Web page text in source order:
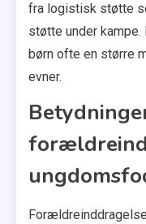
fra logistisk støtte
støtte under
børn ofte en større
evner.